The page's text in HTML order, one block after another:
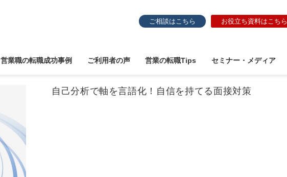
ご相談はこちら お役立ち資料はこちら
営業職の転職成功事例 ご利用者の声 営業の転職Tips セミナー・メディア
自己分析で軸を言語化！自信を持てる面接対策